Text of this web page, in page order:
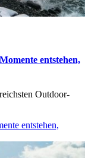
entstehen,
Outdoor-
entstehen,